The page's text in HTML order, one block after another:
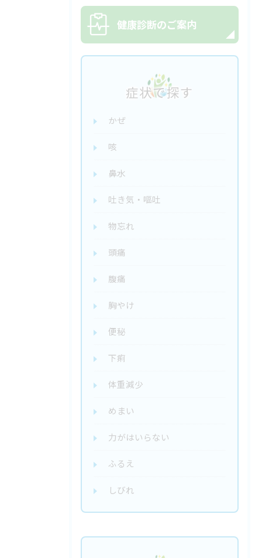
健康診断のご案内
症状で探す
かぜ
咳
鼻水
吐き気・嘔吐
物忘れ
頭痛
腹痛
胸やけ
便秘
下痢
体重減少
めまい
力がはいらない
ふるえ
しびれ